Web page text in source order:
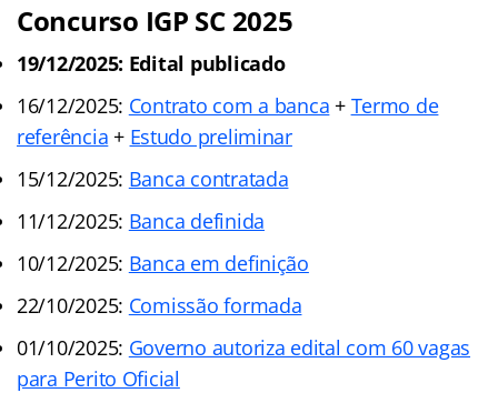
Concurso IGP SC 2025
19/12/2025: Edital publicado
16/12/2025: Contrato com a banca + Termo de
referência + Estudo preliminar
15/12/2025: Banca contratada
11/12/2025: Banca definida
10/12/2025: Banca em definição
22/10/2025: Comissão formada
01/10/2025: Governo autoriza edital com 60 vagas
para Perito Oficial